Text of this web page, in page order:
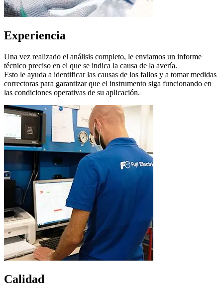
Experiencia
Una vez realizado el análisis completo, le enviamos un informe
técnico preciso en el que se indica la causa de la avería.
Esto le ayuda a identificar las causas de los fallos y a tomar medidas
correctoras para garantizar que el instrumento siga funcionando en
las condiciones operativas de su aplicación.
Calidad